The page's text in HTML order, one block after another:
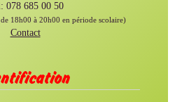
078 685 00 50
18h00 à 20h00 en période scolaire)
Contact